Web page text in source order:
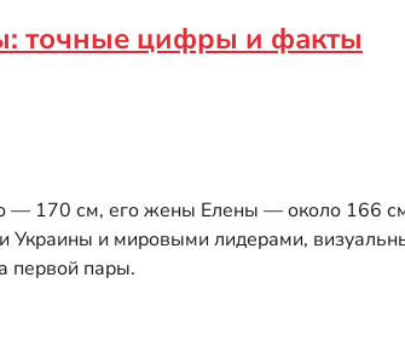
точные цифры и факты
— 170 см, его жены Елены — около 166
Украины и мировыми лидерами,
первой пары.